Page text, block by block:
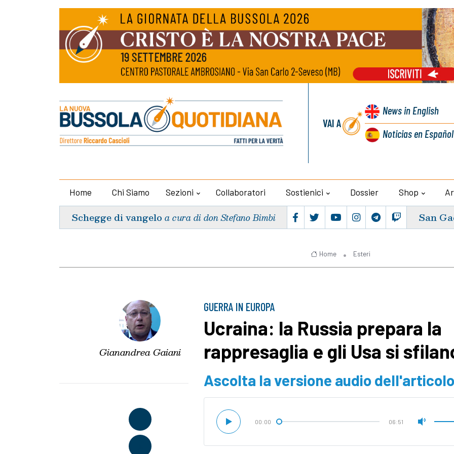
VAI A
Newsin English
Noticiasen Español
Home Chi Siamo Sezioni Collaboratori Sostienici Dossier Shop
Schegge di vangelo a cura di don Stefano Bimbi San
Home Esteri
Gianandrea Gaiani
GUERRA IN EUROPA
Ucraina: la Russia prepara la
rappresaglia e gli Usa si
Ascolta la versione audio dell'articolo
00:00 06:51